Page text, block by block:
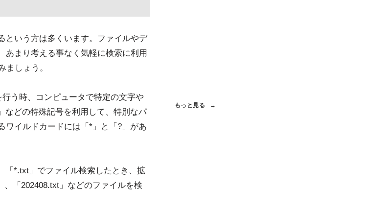
という方は多くいます。ファイルやデ
あまり考える事なく気軽に検索に利用
ましょう。
う時、コンピュータで特定の文字や
などの特殊記号を利用して、特別なパ
ワイルドカードには「*」と「?」があ
「*.txt」でファイル検索したとき、拡
「202408.txt」などのファイルを検
もっと見る